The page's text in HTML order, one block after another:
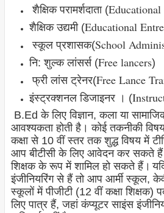
शैक्षिक परामर्शदाता (Educational
शैक्षिक उद्यमी (Educational
स्कूल प्रशासक(School
नि: शुल्क लांसर्स (Free lancers)
फ्री लांस ट्रेनर(Free Lance
इंस्ट्रक्शनल डिजाइनर । (
B.Ed के लिए विज्ञान, कला या
आवश्यकता होती है। कोई तकनीकी
कक्षा से 10 वीं स्तर तक शुद्ध विषय में
आप बीटीसी के लिए आवेदन कर सकते
शिक्षक के रूप में शामिल हो सकते हैं।
इंजीनियरिंग से हैं तो आप आर्मी स्कूल,
स्कूलों में पीजीटी (12 वीं कक्षा
लिए पात्र हैं, जहां कंप्यूटर साइंस